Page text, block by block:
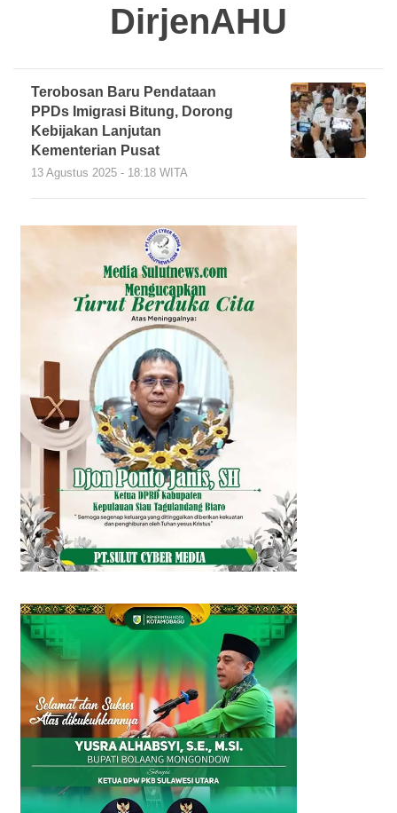
DirjenAHU
Terobosan Baru Pendataan
PPDs Imigrasi Bitung, Dorong
Kebijakan Lanjutan
Kementerian Pusat
13 Agustus 2025 - 18:18 WITA